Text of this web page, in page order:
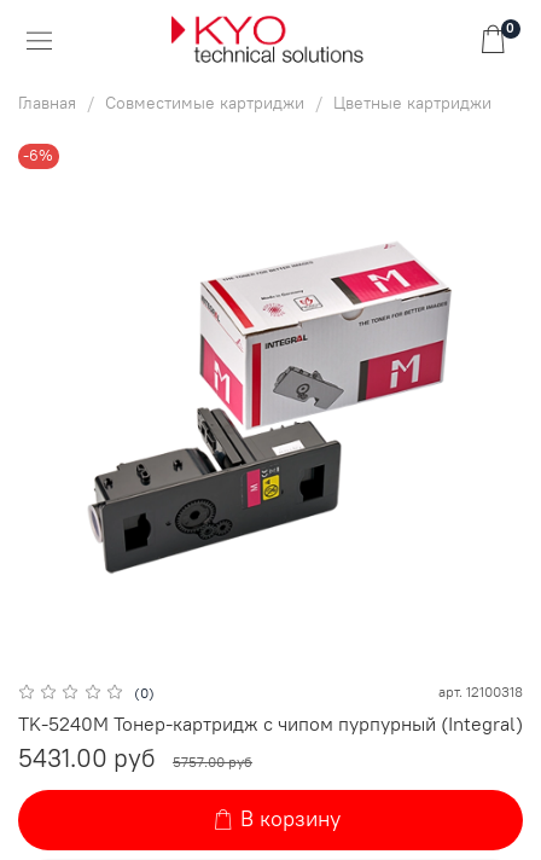
0
Главная Совместимые картриджи Цветные картриджи
-6%
(0) арт. 12100318
TK-5240M Тонер-картридж с чипом пурпурный (Integral)
5431.00 руб 5757.00 руб
В корзину